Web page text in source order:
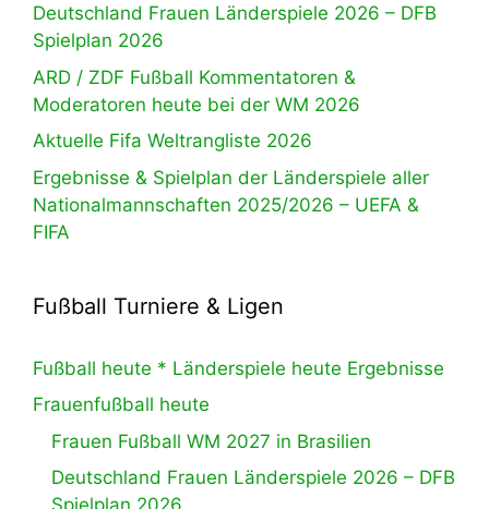
Deutschland Frauen Länderspiele 2026 – DFB
Spielplan 2026
ARD / ZDF Fußball Kommentatoren &
Moderatoren heute bei der WM 2026
Aktuelle Fifa Weltrangliste 2026
Ergebnisse & Spielplan der Länderspiele aller
Nationalmannschaften 2025/2026 – UEFA &
FIFA
Fußball Turniere & Ligen
Fußball heute * Länderspiele heute Ergebnisse
Frauenfußball heute
Frauen Fußball WM 2027 in Brasilien
Deutschland Frauen Länderspiele 2026 – DFB